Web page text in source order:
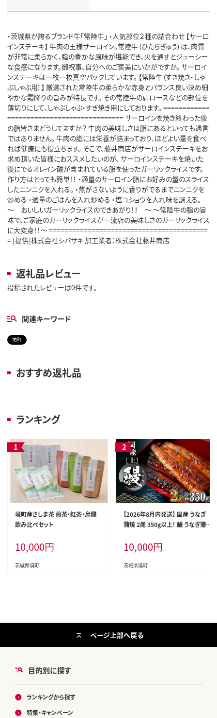
・茨城県が誇るブランド牛「常陸牛」 ・人気部位２種の詰合わせ 【サーロ
インステーキ】 牛肉の王様サーロイン。常陸牛（ひたちぎゅう）は、肉質
が非常に柔らかく、脂の豊かな風味が堪能でき、火を通すとジューシー
な食感になります。御祝事、自分へのご褒美にいかがですか。 サーロイ
ンステーキは一枚一枚真空パックしています。 【常陸牛（すき焼き・しゃ
ぶしゃぶ用）】 厳選された常陸牛の柔らかな赤身とバランス良い決め細
やかな霜降りの旨みが特長です。 その常陸牛の肩ロースなどの部位を
薄切りにして、しゃぶしゃぶ・すき焼き用にしております。 ============
============================== サーロインを焼き終わった後
の脂皆さまどうしてますか？ 牛肉の美味しさは脂にあるといっても過言
ではありません。 牛肉の脂には栄養が詰まっており、ほどよい量を食べ
れば健康にも役立ちます。 そこで、藤井商店がサーロインステーキをお
求め頂いた皆様におススメしたいのが、 サーロインステーキを焼いた
後にでるオレイン酸が含まれている脂を使ったガーリックライスです。
作り方はとっても簡単！！ ・適量のサーロイン脂にお好みの量のスライス
したニンニクを入れる。 ・焦がさないように香りがでるまでニンニクを
炒める ・適量のごはんを入れ炒める ・塩コショウを入れ味を調える。
～ おいしいガーリックライスのできあがり！！ ～ ～常陸牛の脂の旨
味で、ご家庭のガーリックライスが一流店の美味しさのガーリックライス
に大変身！！～ =========================================
= [提供]株式会社シバサキ 加工業者：株式会社藤井商店
返礼品レビュー
投稿されたレビューは0件です。
関連キーワード
境町
おすすめ返礼品
ランキング
境町産さしま茶 煎茶・紅茶・烏龍
飲み比べセット
10,000円
茨城県境町
【2026年8月内発送】 国産 うなぎ
蒲焼 2尾 350g以上！ 鰻 うなぎ蒲焼
焼き ウナギ うな重 魚 魚介 K2185
10,000円
茨城県境町
目的別に探す
ランキングから探す
特集・キャンペーン
ページ上部へ戻る